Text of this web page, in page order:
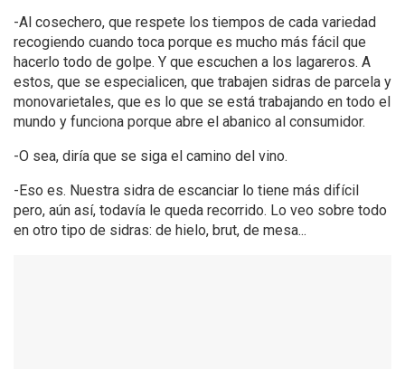
-Al cosechero, que respete los tiempos de cada variedad
recogiendo cuando toca porque es mucho más fácil que
hacerlo todo de golpe. Y que escuchen a los lagareros. A
estos, que se especialicen, que trabajen sidras de parcela y
monovarietales, que es lo que se está trabajando en todo el
mundo y funciona porque abre el abanico al consumidor.
-O sea, diría que se siga el camino del vino.
-Eso es. Nuestra sidra de escanciar lo tiene más difícil
pero, aún así, todavía le queda recorrido. Lo veo sobre todo
en otro tipo de sidras: de hielo, brut, de mesa...